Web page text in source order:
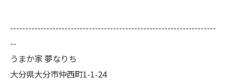
--------------------------------------------------------------------
--
うまか家 夢なりち
大分県大分市仲西町1-1-24